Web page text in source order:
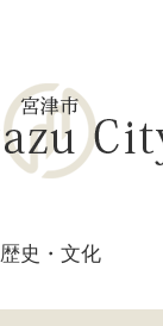
歴史・文化